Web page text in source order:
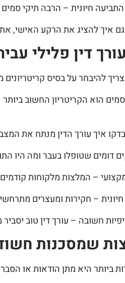
חיונית – הרבה תיקי
גם איך להציג את הרקע האישי,
דין פלילי
להיבחר על בסיס
סמים הוא הקריטריון החשוב
איך עורך הדין מנתח את
דומים שטופלו בעבר ומה היו
– המלצות מלקוחות
– חקירות ומעצרים
חשובה – עורך דין טוב
שמסכנות
ביותר היא מתן הודאות או